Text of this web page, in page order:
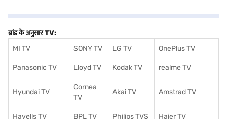
ब्रांड के अनुसार TV:
MI TV
SONY TV LG TV OnePlus TV
Panasonic TV Lloyd TV Kodak TV realme TV
Hyundai TV
Cornea
TV
Akai TV Amstrad TV
Havells TV BPL TV Philips TVS Haier TV